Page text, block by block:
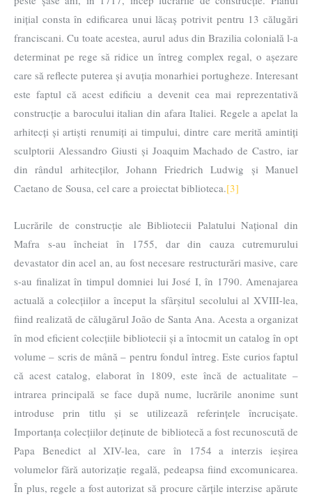
inițial consta în edificarea unui lăcaș potrivit pentru 13 călugări
franciscani. Cu toate acestea, aurul adus din Brazilia colonială l-a
determinat pe rege să ridice un întreg complex regal, o așezare
care să reflecte puterea și avuția monarhiei portugheze. Interesant
este faptul că acest edificiu a devenit cea mai reprezentativă
construcție a barocului italian din afara Italiei. Regele a apelat la
arhitecți și artiști renumiți ai timpului, dintre care merită amintiți
sculptorii Alessandro Giusti și Joaquim Machado de Castro, iar
din rândul arhitecților, Johann Friedrich Ludwig și Manuel
Caetano de Sousa, cel care a proiectat biblioteca.[3]
Lucrările de construcție ale Bibliotecii Palatului Național din
Mafra s-au încheiat în 1755, dar din cauza cutremurului
devastator din acel an, au fost necesare restructurări masive, care
s-au finalizat în timpul domniei lui José I, în 1790. Amenajarea
actuală a colecțiilor a început la sfârșitul secolului al XVIII-lea,
fiind realizată de călugărul João de Santa Ana. Acesta a organizat
în mod eficient colecțiile bibliotecii și a întocmit un catalog în opt
volume – scris de mână – pentru fondul întreg. Este curios faptul
că acest catalog, elaborat în 1809, este încă de actualitate –
intrarea principală se face după nume, lucrările anonime sunt
introduse prin titlu și se utilizează referințele încrucișate.
Importanța colecțiilor deținute de bibliotecă a fost recunoscută de
Papa Benedict al XIV-lea, care în 1754 a interzis ieșirea
volumelor fără autorizație regală, pedeapsa fiind excomunicarea.
În plus, regele a fost autorizat să procure cărțile interzise apărute